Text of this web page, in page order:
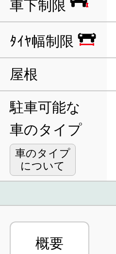
車下制限
ﾀｲﾔ幅制限
屋根
駐車可能な
車のタイプ
車のタイプ
について
概要